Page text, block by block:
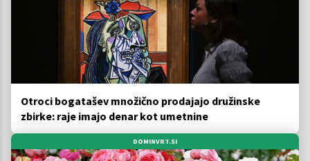
Otroci bogatašev množično prodajajo družinske
zbirke: raje imajo denar kot umetnine
DOMINVRT.SI